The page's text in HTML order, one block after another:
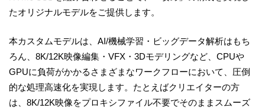
たオリジナルモデルをご提供します。
本カスタムモデルは、AI/機械学習・ビッグデータ解析はもち
ろん、8K/12K映像編集・VFX・3Dモデリングなど、CPUや
GPUに負荷がかかるさまざまなワークフローにおいて、圧倒
的な処理高速化を実現します。たとえばクリエイターの方
は、8K/12K映像をプロキシファイル不要でそのままスムーズ